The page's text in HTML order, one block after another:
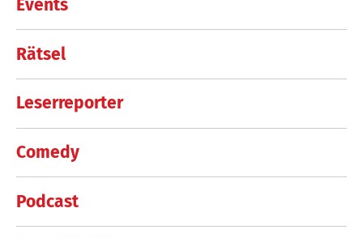
Events
Rätsel
Leserreporter
Comedy
Podcast